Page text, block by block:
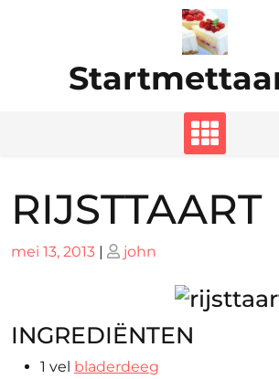
RIJSTTAART
Geplaatst
mei 13, 2013 | Geplaatst
john
INGREDIËNTEN
1 vel bladerdeeg